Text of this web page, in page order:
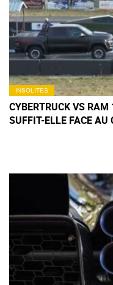
INSOLITES
CYBERTRUCK VS
SUFFIT-ELLE FACE AU